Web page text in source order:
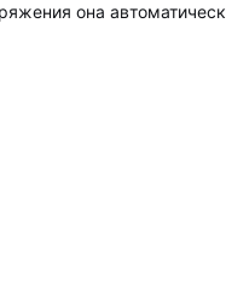
она